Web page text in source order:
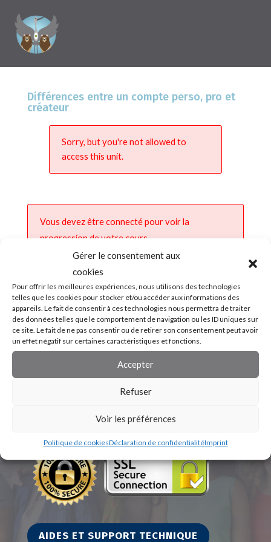
Gérer le consentement aux
cookies
Pour offrir les meilleures expériences, nous utilisons des technologies
telles que les cookies pour stocker et/ou accéder aux informations des
appareils. Le fait de consentir à ces technologies nous permettra de traiter
des données telles que le comportement de navigation ou les ID uniques sur
ce site. Le fait de ne pas consentir ou de retirer son consentement peut avoir
un effet négatif sur certaines caractéristiques et fonctions.
Accepter
Refuser
Voir les préférences
Politique de cookiesDéclaration de confidentialitéImprint
Différences entre un compte perso, pro et
créateur
Sorry, but you're not allowed to
access this unit.
Vous devez être connecté pour voir la
progression de votre cours.
AIDES ET SUPPORT TECHNIQUE